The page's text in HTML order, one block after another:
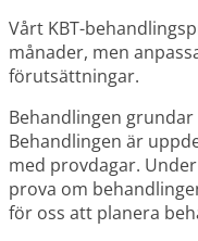
Vårt KBT-
månader, men
förutsättningar.
Behandlingen
Behandlingen är
med provdagar.
prova om
för oss att planera